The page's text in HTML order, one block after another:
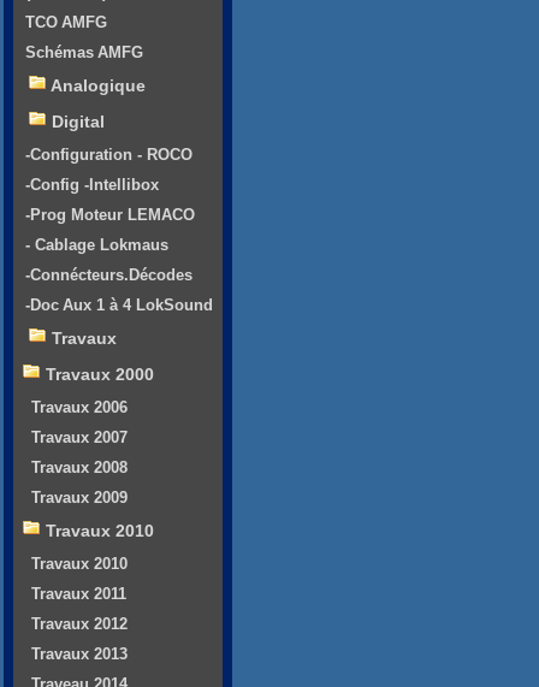
TCO AMFG
Schémas AMFG
Analogique
Digital
-Configuration - ROCO
-Config -Intellibox
-Prog Moteur LEMACO
- Cablage Lokmaus
-Connécteurs.Décodes
-Doc Aux 1 à 4 LokSound
Travaux
Travaux 2000
Travaux 2006
Travaux 2007
Travaux 2008
Travaux 2009
Travaux 2010
Travaux 2010
Travaux 2011
Travaux 2012
Travaux 2013